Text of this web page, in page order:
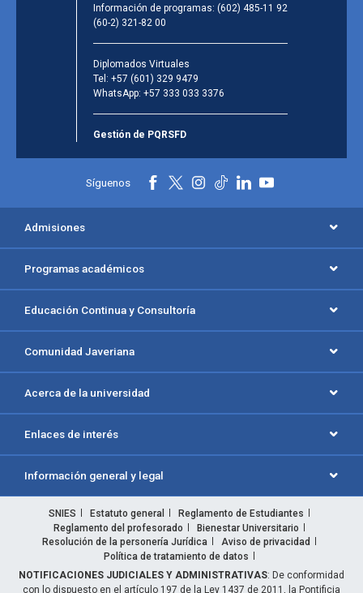
Información de programas: (602) 485-11 92
(60-2) 321-82 00
Diplomados Virtuales
Tel: +57 (601) 329 9479
WhatsApp: +57 333 033 3376
Gestión de PQRSFD
Síguenos
Admisiones
Programas académicos
Educación Continua y Consultoría
Comunidad Javeriana
Acerca de la universidad
Enlaces de interés
Información general y legal
SNIES Estatuto general
Reglamento de Estudiantes
Reglamento del profesorado
Bienestar Universitario
Resolución de la personería Jurídica
Aviso de privacidad
Política de tratamiento de datos
NOTIFICACIONES JUDICIALES Y ADMINISTRATIVAS: De conformidad
con lo dispuesto en el artículo 197 de la Ley 1437 de 2011, la Pontificia